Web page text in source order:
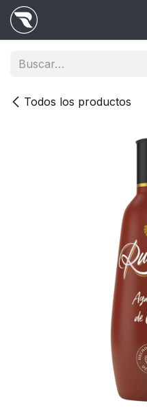
Ir al contenido
Todos los productos